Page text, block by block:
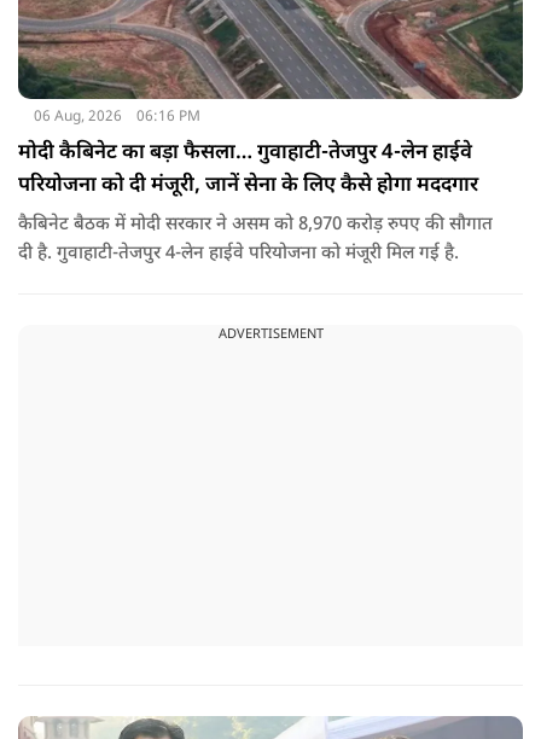
06 Aug, 2026 06:16 PM
मोदी कैबिनेट का बड़ा फैसला… गुवाहाटी-तेजपुर 4-लेन हाईवे
परियोजना को दी मंजूरी, जानें सेना के लिए कैसे होगा मददगार
कैबिनेट बैठक में मोदी सरकार ने असम को 8,970 करोड़ रुपए की सौगात
दी है. गुवाहाटी-तेजपुर 4-लेन हाईवे परियोजना को मंजूरी मिल गई है.
ADVERTISEMENT